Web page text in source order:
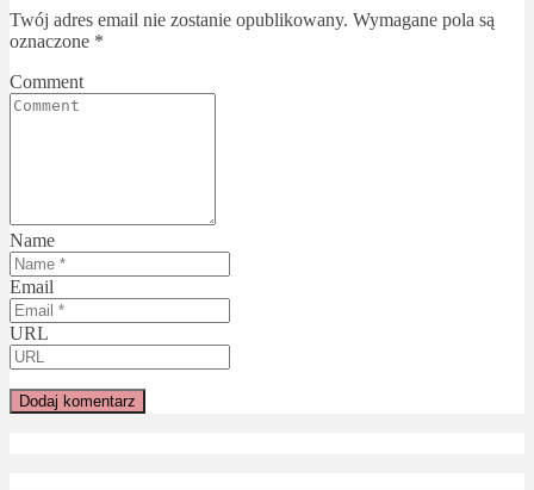
Twój adres email nie zostanie opublikowany. Wymagane pola są
oznaczone *
Comment
Name
Email
URL